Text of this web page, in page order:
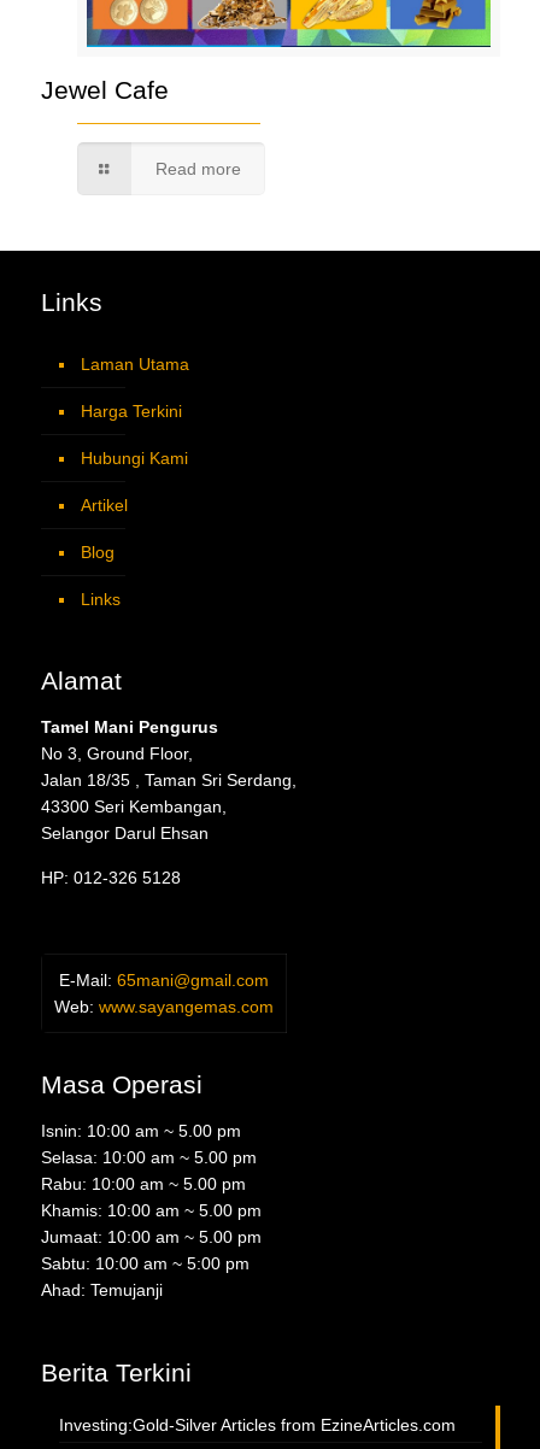
Jewel Cafe
Read more
Links
Laman Utama
Harga Terkini
Hubungi Kami
Artikel
Blog
Links
Alamat
Tamel Mani Pengurus
No 3, Ground Floor,
Jalan 18/35 , Taman Sri Serdang,
43300 Seri Kembangan,
Selangor Darul Ehsan
HP: 012-326 5128
E-Mail: 65mani@gmail.com
Web: www.sayangemas.com
Masa Operasi
Isnin: 10:00 am ~ 5.00 pm
Selasa: 10:00 am ~ 5.00 pm
Rabu: 10:00 am ~ 5.00 pm
Khamis: 10:00 am ~ 5.00 pm
Jumaat: 10:00 am ~ 5.00 pm
Sabtu: 10:00 am ~ 5:00 pm
Ahad: Temujanji
Berita Terkini
Investing:Gold-Silver Articles from EzineArticles.com